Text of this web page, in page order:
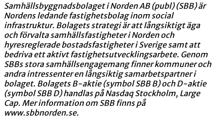
Samhällsbyggnadsbolaget i Norden AB (publ) (SBB) är
Nordens ledande fastighetsbolag inom social
infrastruktur. Bolagets strategi är att långsiktigt äga
och förvalta samhällsfastigheter i Norden och
hyresreglerade bostadsfastigheter i Sverige samt att
bedriva ett aktivt fastighetsutvecklingsarbete. Genom
SBBs stora samhällsengagemang finner kommuner och
andra intressenter en långsiktig samarbetspartner i
bolaget. Bolagets B-aktie (symbol SBB B) och D-aktie
(symbol SBB D) handlas på Nasdaq Stockholm, Large
Cap. Mer information om SBB finns på
www.sbbnorden.se.